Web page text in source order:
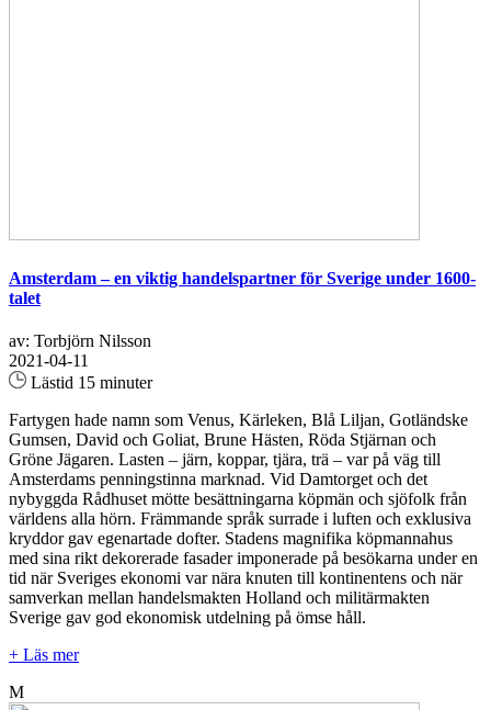
Amsterdam – en viktig handelspartner för Sverige under 1600-
talet
av: Torbjörn Nilsson
2021-04-11
Lästid 15 minuter
Fartygen hade namn som Venus, Kärleken, Blå Liljan, Gotländske
Gumsen, David och Goliat, Brune Hästen, Röda Stjärnan och
Gröne Jägaren. Lasten – järn, koppar, tjära, trä – var på väg till
Amsterdams penningstinna marknad. Vid Damtorget och det
nybyggda Rådhuset mötte besättningarna köpmän och sjöfolk från
världens alla hörn. Främmande språk surrade i luften och exklusiva
kryddor gav egenartade dofter. Stadens magnifika köpmannahus
med sina rikt dekorerade fasader imponerade på besökarna under en
tid när Sveriges ekonomi var nära knuten till kontinentens och när
samverkan mellan handelsmakten Holland och militärmakten
Sverige gav god ekonomisk utdelning på ömse håll.
+ Läs mer
M